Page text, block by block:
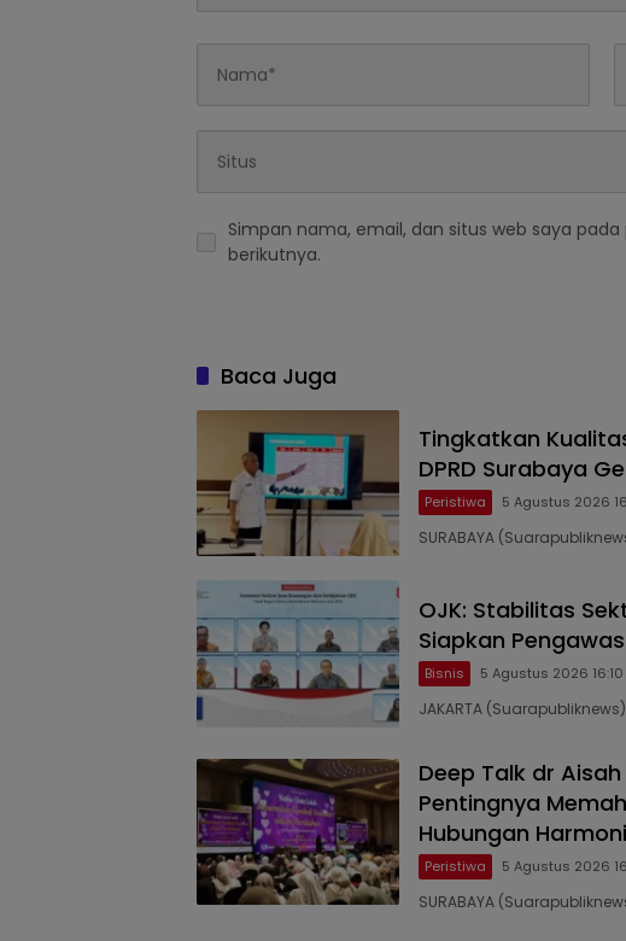
Simpan nama, email, dan situs web saya
berikutnya.
Baca Juga
Tingkatkan
DPRD Surabaya
Peristiwa 5 Agustus 2026
SURABAYA
OJK: Stabilitas
Siapkan
Bisnis 5 Agustus 2026 16:10
JAKARTA
Deep Talk dr
Pentingnya
Hubungan
Peristiwa 5 Agustus 2026
SURABAYA